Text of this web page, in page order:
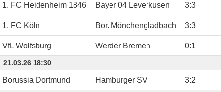
1. FC Heidenheim 1846 Bayer 04 Leverkusen 3:3
1. FC Köln Bor. Mönchengladbach 3:3
VfL Wolfsburg Werder Bremen 0:1
21.03.26 18:30
Borussia Dortmund Hamburger SV 3:2